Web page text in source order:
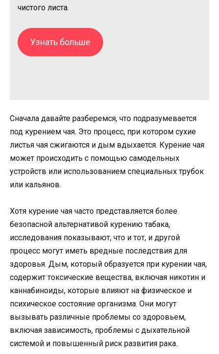
чистого листа.
Узнать больше
Сначала давайте разберемся, что подразумевается
под курением чая. Это процесс, при котором сухие
листья чая сжигаются и дым вдыхается. Курение чая
может происходить с помощью самодельных
устройств или использованием специальных трубок
или кальянов.
Хотя курение чая часто представляется более
безопасной альтернативой курению табака,
исследования показывают, что и тот, и другой
процесс могут иметь вредные последствия для
здоровья. Дым, который образуется при курении чая,
содержит токсические вещества, включая никотин и
каннабиноиды, которые влияют на физическое и
психическое состояние организма. Они могут
вызывать различные проблемы со здоровьем,
включая зависимость, проблемы с дыхательной
системой и повышенный риск развития рака.